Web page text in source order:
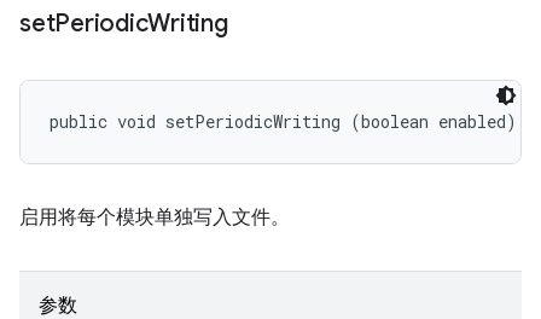
setPeriodicWriting
public void setPeriodicWriting (boolean enabled)
启用将每个模块单独写入文件。
参数